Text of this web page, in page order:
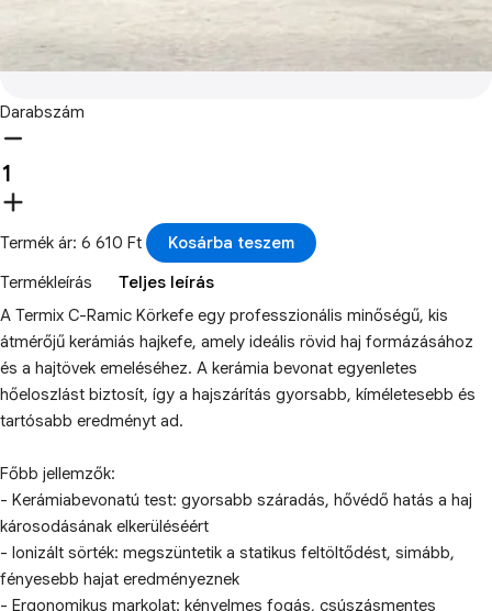
Darabszám
Termék ár: 6 610 Ft
Kosárba teszem
Termékleírás
Teljes leírás
A Termix C-Ramic Körkefe egy professzionális minőségű, kis
átmérőjű kerámiás hajkefe, amely ideális rövid haj formázásához
és a hajtövek emeléséhez. A kerámia bevonat egyenletes
hőeloszlást biztosít, így a hajszárítás gyorsabb, kíméletesebb és
tartósabb eredményt ad.
Főbb jellemzők:
- Kerámiabevonatú test: gyorsabb száradás, hővédő hatás a haj
károsodásának elkerüléséért
- Ionizált sörték: megszüntetik a statikus feltöltődést, simább,
fényesebb hajat eredményeznek
- Ergonomikus markolat: kényelmes fogás, csúszásmentes